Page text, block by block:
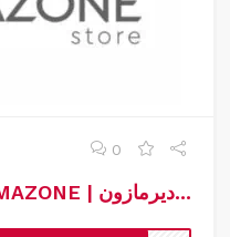
0
كود خصم ديرمازون | DERMAZONE | كوبون خصم ديرمازون